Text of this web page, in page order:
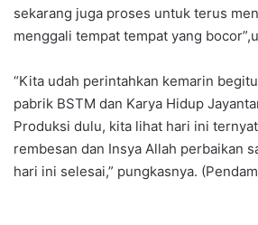
sekarang juga proses untuk terus
menggali tempat tempat yang
“Kita udah perintahkan kemarin
pabrik BSTM dan Karya Hidup
Produksi dulu, kita lihat hari ini
rembesan dan Insya Allah perbaikan
hari ini selesai,” pungkasnya.